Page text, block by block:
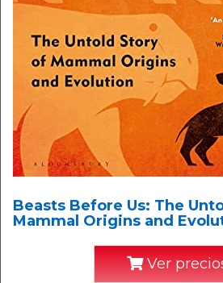
Beasts Before Us: The
Mammal Origins and
Ver